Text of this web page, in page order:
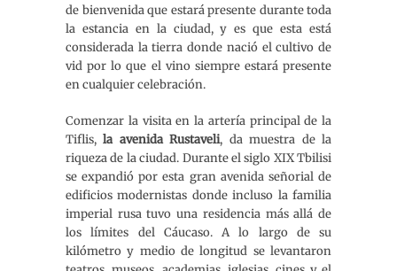
de bienvenida que estará presente durante toda
la estancia en la ciudad, y es que esta está
considerada la tierra donde nació el cultivo de
vid por lo que el vino siempre estará presente
en cualquier celebración.
Comenzar la visita en la artería principal de la
Tiflis,la avenida Rustaveli, da muestra de la
riqueza de la ciudad. Durante el siglo XIX Tbilisi
se expandió por esta gran avenida señorial de
edificios modernistas donde incluso la familia
imperial rusa tuvo una residencia más allá de
los límites del Cáucaso. A lo largo de su
kilómetro y medio de longitud se levantaron